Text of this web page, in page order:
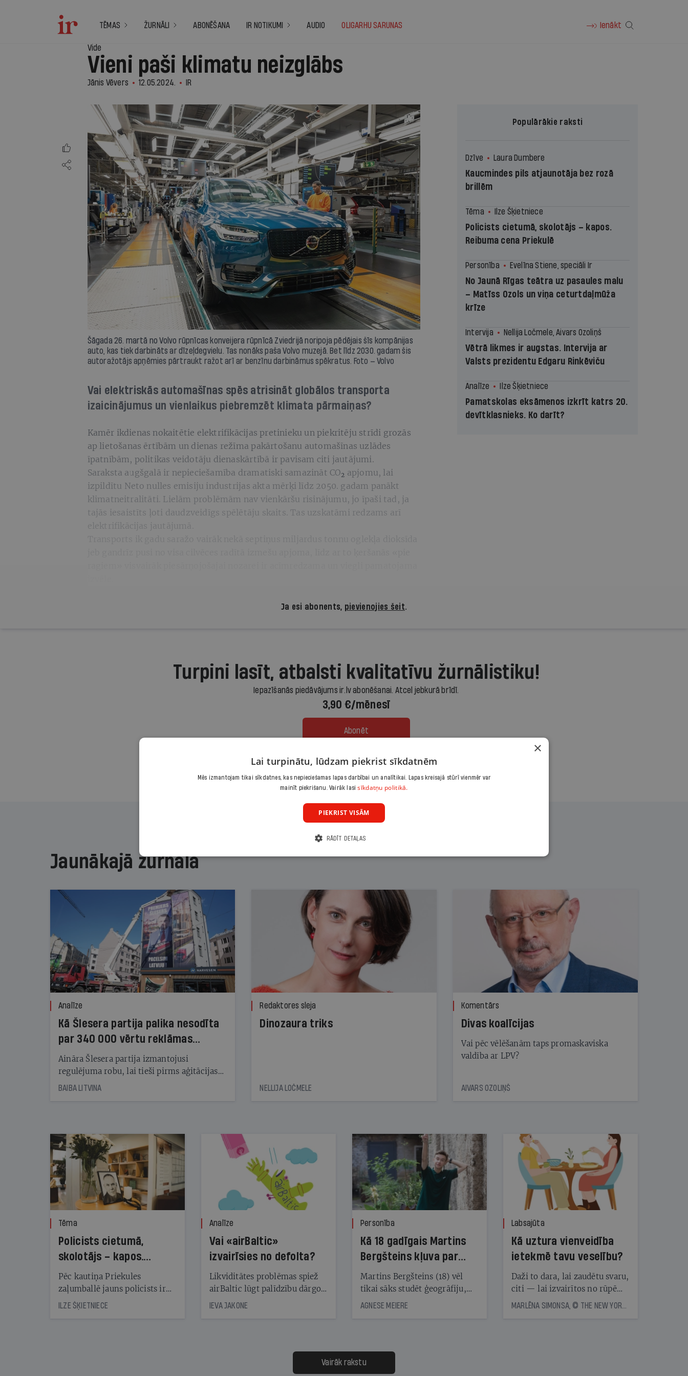
TĒMAS ŽURNĀLI ABONĒŠANA IR NOTIKUMI AUDIO OLIGARHU SARUNAS Ienākt
Vide
Vieni paši klimatu neizglābs
Jānis Vēvers 12.05.2024. IR
Šāgada 26. martā no Volvo rūpnīcas konveijera rūpnīcā Zviedrijā noripoja pēdējais šīs kompānijas
auto, kas tiek darbināts ar dīzeļdegvielu. Tas nonāks paša Volvo muzejā. Bet līdz 2030. gadam šis
autoražotājs apņēmies pārtraukt ražot arī ar benzīnu darbināmus spēkratus. Foto — Volvo
Vai elektriskās automašīnas spēs atrisināt globālos transporta
izaicinājumus un vienlaikus piebremzēt klimata pārmaiņas?
Kamēr ikdienas nokaitētie elektrifikācijas pretinieku un piekritēju strīdi grozās
ap lietošanas ērtībām un dienas režīma pakārtošanu automašīnas uzlādes
īpatnībām, politikas veidotāju dienaskārtībā ir pavisam citi jautājumi.
Saraksta augšgalā ir nepieciešamība dramatiski samazināt CO2 apjomu, lai
izpildītu Neto nulles emisiju industrijas akta mērķi līdz 2050. gadam panākt
klimatneitralitāti. Lielām problēmām nav vienkāršu risinājumu, jo īpaši tad, ja
tajās iesaistīts ļoti daudzveidīgs spēlētāju skaits. Tas uzskatāmi redzams arī
elektrifikācijas jautājumā.
Populārākie raksti
Dzīve Laura Dumbere
Kaucmindes pils atjaunotāja bez rozā
brillēm
Tēma Ilze Šķietniece
Policists cietumā, skolotājs – kapos.
Reibuma cena Priekulē
Personība Evelīna Stiene, speciāli Ir
No Jaunā Rīgas teātra uz pasaules malu
– Matīss Ozols un viņa ceturtdaļmūža
krīze
Intervija Nellija Ločmele, Aivars Ozoliņš
Vētrā likmes ir augstas. Intervija ar
Valsts prezidentu Edgaru Rinkēviču
Analīze Ilze Šķietniece
Pamatskolas eksāmenos izkrīt katrs 20.
devītklasnieks. Ko darīt?
Ja esi abonents, pievienojies šeit.
Turpini lasīt, atbalsti kvalitatīvu žurnālistiku!
Iepazīšanās piedāvājums ir.lv abonēšanai. Atcel jebkurā brīdī.
3,90 €/mēnesī
Abonēt
Citas abonēšanas iespējas meklē šeit
Jaunākajā žurnālā
Analīze
Kā Šlesera partija palika nesodīta
par 340 000 vērtu reklāmas
kampaņu
Aināra Šlesera partija izmantojusi
regulējuma robu, lai tieši pirms aģitācijas
starta izreklamētos par summu, kas
BAIBA LITVINA
Redaktores sleja
Dinozaura triks
NELLIJA LOČMELE
Komentārs
Divas koalīcijas
Vai pēc vēlēšanām taps promaskaviska
valdība ar LPV?
AIVARS OZOLIŅŠ
Tēma
Policists cietumā,
skolotājs – kapos.
Reibuma cena Priekulē
Pēc kautiņa Priekules
zaļumballē jauns policists ir
nonācis cietumā, bet
cienījams pedagogs — kapos.
ILZE ŠĶIETNIECE
Analīze
Vai «airBaltic»
izvairīsies no defolta?
Likviditātes problēmas spiež
airBaltic lūgt palīdzību dārgo
obligāciju turētājiem, taču
samaksāt augstos procentus,
kas jāpārskaita jau trīs dienas
IEVA JAKONE
Personība
Kā 18 gadīgais Martins
Bergšteins kļuva par
laika ziņu seju?
Martins Bergšteins (18) vēl
tikai sāks studēt ģeogrāfiju,
bet viņa sacītajam jau uzticas
uzcītīga darba, mammas
atbalsts un drosme turpināt
AGNESE MEIERE
Labsajūta
Kā uztura vienveidība
ietekmē tavu veselību?
Daži to dara, lai zaudētu svaru,
citi — lai izvairītos no rūpēm,
kas saistītas ar ēdienreižu
Vairāk rakstu
×
Lai turpinātu, lūdzam piekrist sīkdatnēm
Mēs izmantojam tikai sīkdatnes, kas nepieciešamas lapas darbībai un analītikai. Lapas kreisajā stūrī vienmēr var
mainīt piekrišanu. Vairāk lasisīkdatņu politikā.
PIEKRIST VISĀM
RĀDĪT DETAĻAS